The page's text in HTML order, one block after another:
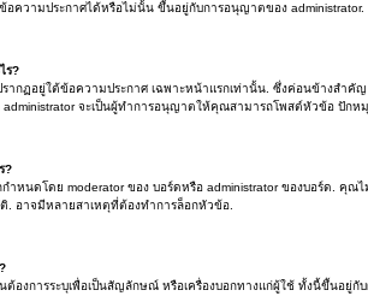
ความประกาศได้หรือไม่นั้น ขึ้นอยู่กับการอนุญาตของ administrator.
ร?
กฏอยู่ใต้ข้อความประกาศ เฉพาะหน้าแรกเท่านั้น. ซึ่งค่อนข้างสำคั
จะเป็นผู้ทำการอนุญาตให้คุณสามารถโพสต์หัวข้อ ปักห
?
ำหนดโดย moderator ของ บอร์ดหรือ administrator ของบอร์ด. คุณ
อาจมีหลายสาเหตุที่ต้องทำการล็อกหัวข้อ.
ต้องการระบุเพื่อเป็นสัญลักษณ์ หรือเครื่องบอกทางแก่ผู้ใช้ ทั้งนี้ขึ้นอยู่